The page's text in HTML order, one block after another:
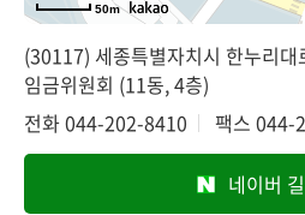
50m
(30117) 세종특별자치시 한누리
임금위원회 (11동, 4층)
전화044-202-8410 팩스 044-
네이버